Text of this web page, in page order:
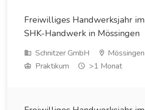
Freiwilliges Handwerksjahr im
SHK-Handwerk in Mössingen
Schnitzer GmbH
Mössingen
Praktikum
>1 Monat